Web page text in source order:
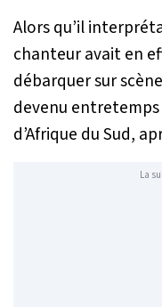
Alors qu’il
chanteur avait en
débarquer sur
devenu
d’Afrique du Sud,
La